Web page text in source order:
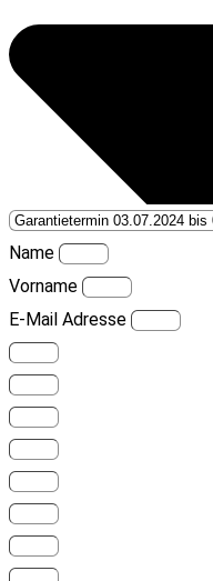
Name
Vorname
E-Mail Adresse